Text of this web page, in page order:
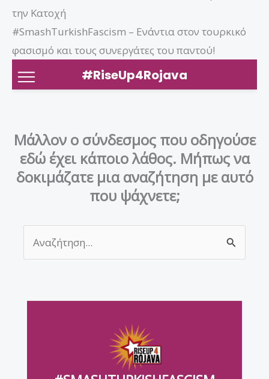
την Κατοχή
#SmashTurkishFascism – Ενάντια στον τουρκικό
φασισμό και τους συνεργάτες του παντού!